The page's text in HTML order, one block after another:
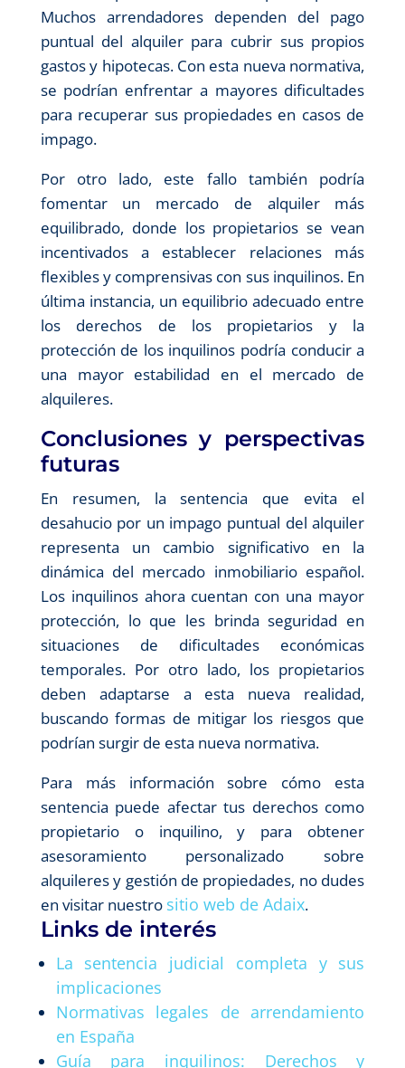
Muchos arrendadores dependen del pago
puntual del alquiler para cubrir sus propios
gastos y hipotecas. Con esta nueva normativa,
se podrían enfrentar a mayores dificultades
para recuperar sus propiedades en casos de
impago.
Por otro lado, este fallo también podría
fomentar un mercado de alquiler más
equilibrado, donde los propietarios se vean
incentivados a establecer relaciones más
flexibles y comprensivas con sus inquilinos. En
última instancia, un equilibrio adecuado entre
los derechos de los propietarios y la
protección de los inquilinos podría conducir a
una mayor estabilidad en el mercado de
alquileres.
Conclusiones y perspectivas
futuras
En resumen, la sentencia que evita el
desahucio por un impago puntual del alquiler
representa un cambio significativo en la
dinámica del mercado inmobiliario español.
Los inquilinos ahora cuentan con una mayor
protección, lo que les brinda seguridad en
situaciones de dificultades económicas
temporales. Por otro lado, los propietarios
deben adaptarse a esta nueva realidad,
buscando formas de mitigar los riesgos que
podrían surgir de esta nueva normativa.
Para más información sobre cómo esta
sentencia puede afectar tus derechos como
propietario o inquilino, y para obtener
asesoramiento personalizado sobre
alquileres y gestión de propiedades, no dudes
en visitar nuestro sitio web de Adaix.
Links de interés
La sentencia judicial completa y sus
implicaciones
Normativas legales de arrendamiento
en España
Guía para inquilinos: Derechos y